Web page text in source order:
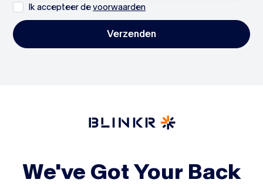
Ik accepteer de voorwaarden
We've Got Your Back